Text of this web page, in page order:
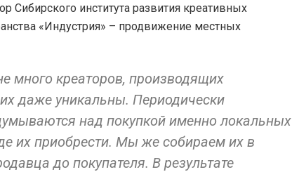
Сибирского института развития креативных
«Индустрия» – продвижение местных
много креаторов, производящих
даже уникальны. Периодически
над покупкой именно локальных
их приобрести. Мы же собираем их в
до покупателя. В результате